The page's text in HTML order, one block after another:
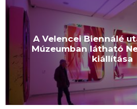
A Velencei Biennálé
Múzeumban látható
kiállítása